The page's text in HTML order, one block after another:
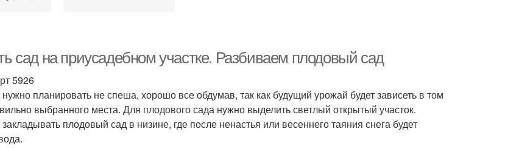
сад на приусадебном участке. Разбиваем плодовый сад
5926
планировать не спеша, хорошо все обдумав, так как будущий урожай будет зависеть в том
выбранного места. Для плодового сада нужно выделить светлый открытый участок.
плодовый сад в низине, где после ненастья или весеннего таяния снега будет